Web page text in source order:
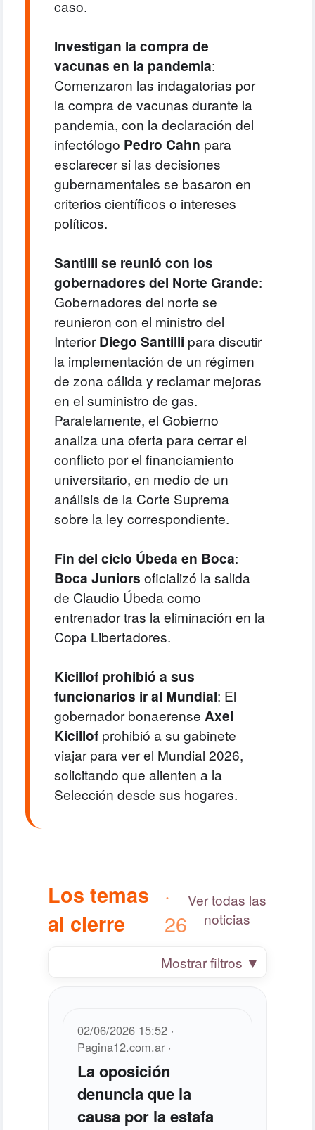
caso.
Investigan la compra de
vacunas en la pandemia:
Comenzaron las indagatorias por
la compra de vacunas durante la
pandemia, con la declaración del
infectólogo Pedro Cahn para
esclarecer si las decisiones
gubernamentales se basaron en
criterios científicos o intereses
políticos.
Santilli se reunió con los
gobernadores del Norte Grande:
Gobernadores del norte se
reunieron con el ministro del
InteriorDiego Santilli para discutir
la implementación de un régimen
de zona cálida y reclamar mejoras
en el suministro de gas.
Paralelamente, el Gobierno
analiza una oferta para cerrar el
conflicto por el financiamiento
universitario, en medio de un
análisis de la Corte Suprema
sobre la ley correspondiente.
Fin del ciclo Úbeda en Boca:
Boca Juniors oficializó la salida
de Claudio Úbeda como
entrenador tras la eliminación en la
Copa Libertadores.
Kicillof prohibió a sus
funcionarios ir al Mundial: El
gobernador bonaerense Axel
Kicillofprohibió a su gabinete
viajar para ver el Mundial 2026,
solicitando que alienten a la
Selección desde sus hogares.
Los temas
al cierre
·
26
Ver todas las
noticias
Mostrar filtros ▼
02/06/2026 15:52 ·
Pagina12.com.ar ·
La oposición
denuncia que la
causa por la estafa